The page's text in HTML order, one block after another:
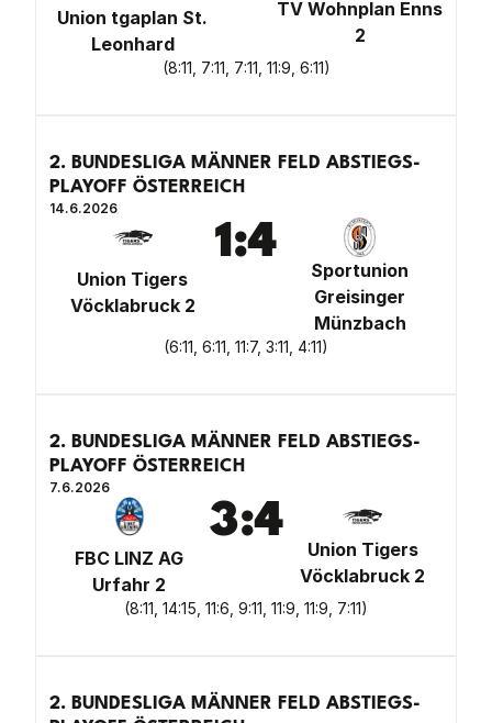
Union tgaplan St.
Leonhard
TV Wohnplan Enns
2
(8:11, 7:11, 7:11, 11:9, 6:11)
2. BUNDESLIGA MÄNNER FELD ABSTIEGS-
PLAYOFF ÖSTERREICH
14.6.2026
Union Tigers
Vöcklabruck 2
1:4
Sportunion
Greisinger
Münzbach
(6:11, 6:11, 11:7, 3:11, 4:11)
2. BUNDESLIGA MÄNNER FELD ABSTIEGS-
PLAYOFF ÖSTERREICH
7.6.2026
FBC LINZ AG
Urfahr 2
3:4
Union Tigers
Vöcklabruck 2
(8:11, 14:15, 11:6, 9:11, 11:9, 11:9, 7:11)
2. BUNDESLIGA MÄNNER FELD ABSTIEGS-